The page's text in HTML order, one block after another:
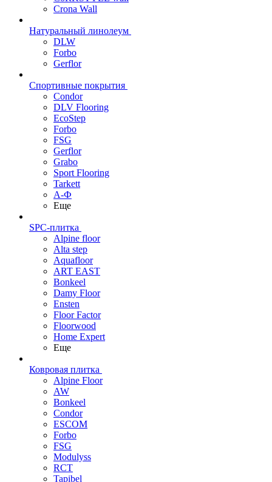
Crona Wall
Натуральный линолеум
DLW
Forbo
Gerflor
Спортивные покрытия
Condor
DLV Flooring
EcoStep
Forbo
FSG
Gerflor
Grabo
Sport Flooring
Tarkett
А-Ф
Еще
SPC-плитка
Alpine floor
Alta step
Aquafloor
ART EAST
Bonkeel
Damy Floor
Ensten
Floor Factor
Floorwood
Home Expert
Еще
Ковровая плитка
Alpine Floor
AW
Bonkeel
Condor
ESCOM
Forbo
FSG
Modulyss
RCT
Tapibel